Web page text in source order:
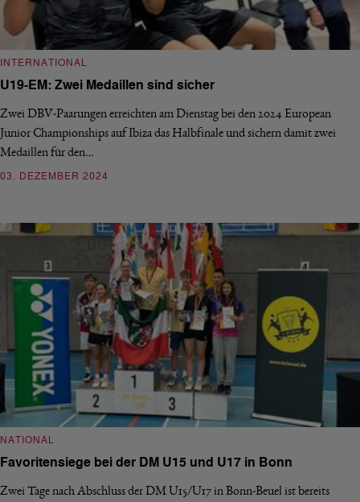
INTERNATIONAL
U19-EM: Zwei Medaillen sind sicher
Zwei DBV-Paarungen erreichten am Dienstag bei den 2024 European
Junior Championships auf Ibiza das Halbfinale und sichern damit zwei
Medaillen für den…
03. DEZEMBER 2024
NATIONAL
Favoritensiege bei der DM U15 und U17 in Bonn
Zwei Tage nach Abschluss der DM U15/U17 in Bonn-Beuel ist bereits